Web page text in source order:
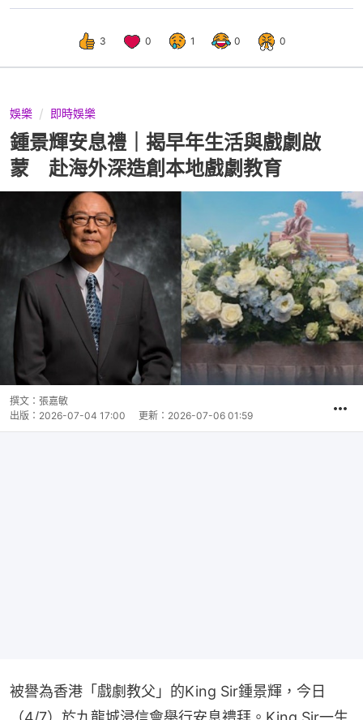
3 0 1 0 0
娛樂 即時娛樂
鍾景輝安息禮｜揭早年生活與戲劇啟
蒙 赴海外深造創本地戲劇教育
撰文： 張嘉敏
出版： 2026-07-04 17:00 更新： 2026-07-06 01:59
被譽為香港「戲劇教父」的King Sir鍾景輝，今日